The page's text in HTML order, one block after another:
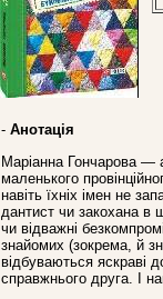
- Анотація
Маріанна Гончарова —
маленького
навіть їхніх імен не
дантист чи закохана в
чи відважні
знайомих (зокрема, й
відбуваються яскраві
справжнього друга. І